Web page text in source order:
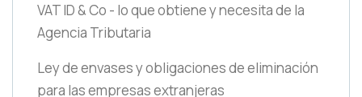
VAT ID & Co - lo que obtiene y necesita de la
Agencia Tributaria
Ley de envases y obligaciones de eliminación
para las empresas extranjeras